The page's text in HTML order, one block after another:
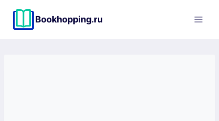
содержимому
Bookhopping.ru